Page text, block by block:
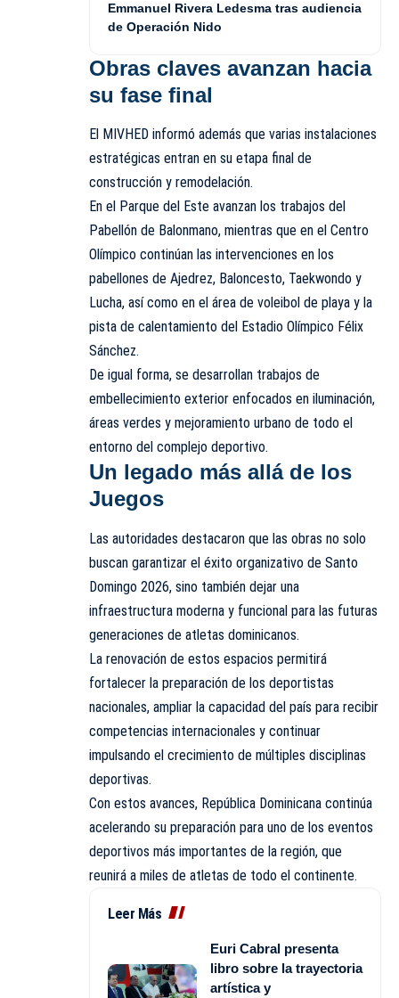
Emmanuel Rivera Ledesma tras audiencia
de Operación Nido
Obras claves avanzan hacia
su fase final
El MIVHED informó además que varias instalaciones
estratégicas entran en su etapa final de
construcción y remodelación.
En el Parque del Este avanzan los trabajos del
Pabellón de Balonmano, mientras que en el Centro
Olímpico continúan las intervenciones en los
pabellones de Ajedrez, Baloncesto, Taekwondo y
Lucha, así como en el área de voleibol de playa y la
pista de calentamiento del Estadio Olímpico Félix
Sánchez.
De igual forma, se desarrollan trabajos de
embellecimiento exterior enfocados en iluminación,
áreas verdes y mejoramiento urbano de todo el
entorno del complejo deportivo.
Un legado más allá de los
Juegos
Las autoridades destacaron que las obras no solo
buscan garantizar el éxito organizativo de Santo
Domingo 2026, sino también dejar una
infraestructura moderna y funcional para las futuras
generaciones de atletas dominicanos.
La renovación de estos espacios permitirá
fortalecer la preparación de los deportistas
nacionales, ampliar la capacidad del país para recibir
competencias internacionales y continuar
impulsando el crecimiento de múltiples disciplinas
deportivas.
Con estos avances, República Dominicana continúa
acelerando su preparación para uno de los eventos
deportivos más importantes de la región, que
reunirá a miles de atletas de todo el continente.
Leer Más
Euri Cabral presenta
libro sobre la trayectoria
artística y